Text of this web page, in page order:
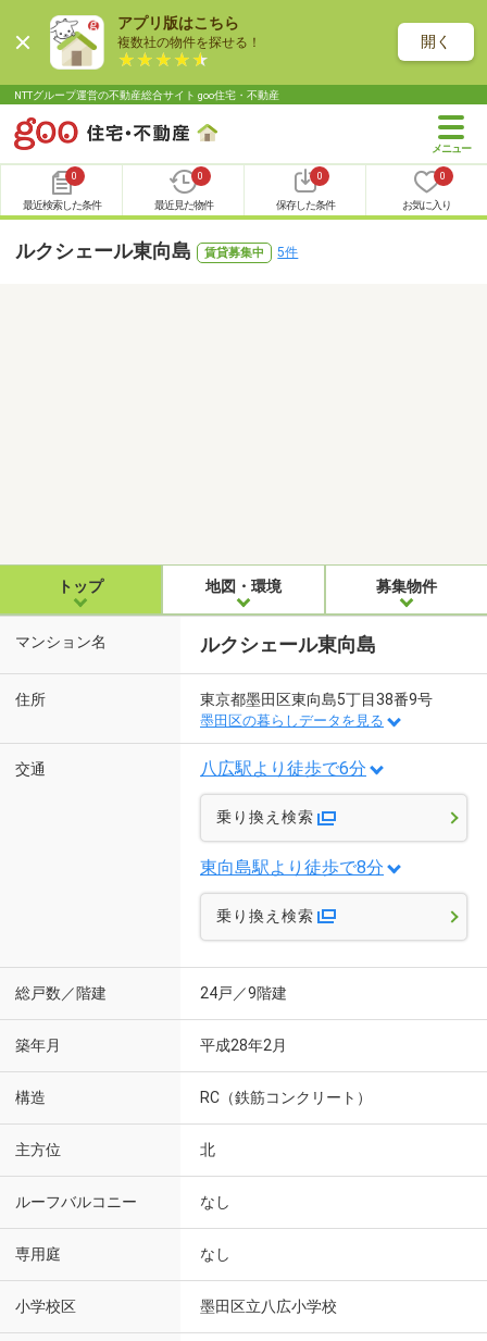
アプリ版はこちら
複数社の物件を探せる！ 開く
NTTグループ運営の不動産総合サイト goo住宅・不動産
0
最近検索した条件
0
最近見た物件
0
保存した条件
0
お気に入り
ルクシェール東向島 賃貸募集中 5件
トップ 地図・環境 募集物件
マンション名 ルクシェール東向島
住所 東京都墨田区東向島5丁目38番9号
墨田区の暮らしデータを見る
交通 八広駅より徒歩で6分
乗り換え検索
東向島駅より徒歩で8分
乗り換え検索
総戸数／階建 24戸／9階建
築年月 平成28年2月
構造 RC（鉄筋コンクリート）
主方位 北
ルーフバルコニー なし
専用庭 なし
小学校区 墨田区立八広小学校